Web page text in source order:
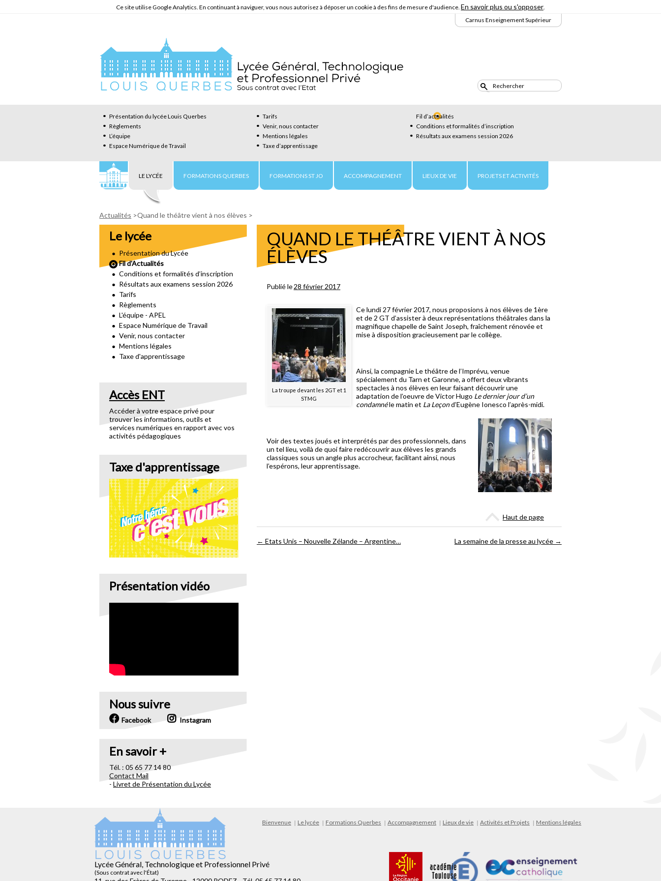
Ce site utilise Google Analytics. En continuant à naviguer, vous nous autorisez à déposer un cookie à des fins de mesure d'audience. En savoir plus ou s'opposer.
Carnus Enseignement Supérieur
LE LYCÉE
Présentation du lycée Louis Querbes Tarifs
Fil d’actualités
Règlements
Venir, nous contacter
Conditions et formalités d’inscription
L’équipe
Mentions légales
Résultats aux examens session 2026
Espace Numérique de Travail
Taxe d’apprentissage
FORMATIONS QUERBES FORMATIONS ST JO ACCOMPAGNEMENT LIEUX DE VIE PROJETS ET ACTIVITÉS
Actualités >Quand le théâtre vient à nos élèves >
Le lycée
Présentation du Lycée
Fil d'Actualités
Conditions et formalités d’inscription
Résultats aux examens session 2026
Tarifs
Règlements
L'équipe - APEL
Espace Numérique de Travail
Venir, nous contacter
Mentions légales
Taxe d'apprentissage
Accès ENT
Accéder à votre espace privé pour
trouver les informations, outils et
services numériques en rapport avec vos
activités pédagogiques
Taxe d'apprentissage
Présentation vidéo
Nous suivre
Facebook Instagram
En savoir +
Tél. : 05 65 77 14 80
Contact Mail
- Livret de Présentation du Lycée
QUAND LE THÉÂTRE VIENT À NOS
ÉLÈVES
Publié le28 février 2017
La troupe devant les 2GT et 1
STMG
Ce lundi 27 février 2017, nous proposions à nos élèves de 1ère
et de 2 GT d’assister à deux représentations théâtrales dans la
magnifique chapelle de Saint Joseph, fraîchement rénovée et
mise à disposition gracieusement par le collège.
Ainsi, la compagnie Le théâtre de l’Imprévu, venue
spécialement du Tarn et Garonne, a offert deux vibrants
spectacles à nos élèves en leur faisant découvrir une
adaptation de l’oeuvre de Victor Hugo Le dernier jour d’un
condamnéle matin et La Leçond’Eugène Ionesco l’après-midi.
Voir des textes joués et interprétés par des professionnels, dans
un tel lieu, voilà de quoi faire redécouvrir aux élèves les grands
classiques sous un angle plus accrocheur, facilitant ainsi, nous
l’espérons, leur apprentissage.
Haut de page
← Etats Unis – Nouvelle Zélande – Argentine… La semaine de la presse au lycée →
Bienvenue Le lycée Formations Querbes Accompagnement Lieux de vie Activités et Projets Mentions légales
Lycée Général, Technologique et Professionnel Privé
(Sous contrat avec l'État)